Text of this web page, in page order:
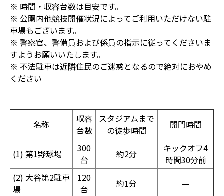
※ 時間・収容台数は目安です。
※ 公園内他競技開催状況によってご利用いただけない駐
車場もございます。
※ 警察官、警備員および係員の指示に従ってくださいま
すようお願いいたします。
※ 不法駐車は近隣住民のご迷惑となるので絶対におやめ
ください
名称
収容
台数
スタジアムまで
の徒歩時間
開門時間
(1) 第1野球場
300
台
約2分
キックオフ4
時間30分前
(2) 大谷第2駐車
場
120
台
約1分 —